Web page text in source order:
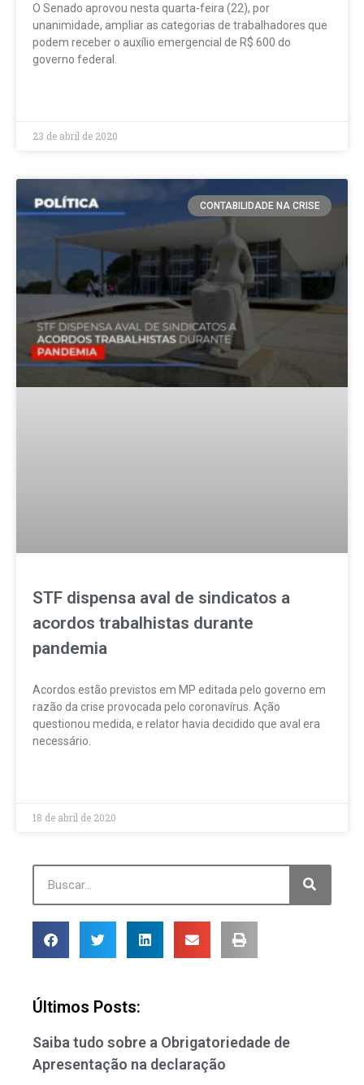
O Senado aprovou nesta quarta-feira (22), por
unanimidade, ampliar as categorias de trabalhadores que
podem receber o auxílio emergencial de R$ 600 do
governo federal.
23 de abril de 2020
CONTABILIDADE NA CRISE
STF dispensa aval de sindicatos a
acordos trabalhistas durante
pandemia
Acordos estão previstos em MP editada pelo governo em
razão da crise provocada pelo coronavírus. Ação
questionou medida, e relator havia decidido que aval era
necessário.
18 de abril de 2020
Últimos Posts:
Saiba tudo sobre a Obrigatoriedade de
Apresentação na declaração